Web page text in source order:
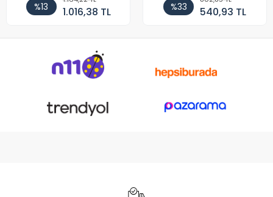
%13 1.016,38 TL %33 540,93 TL